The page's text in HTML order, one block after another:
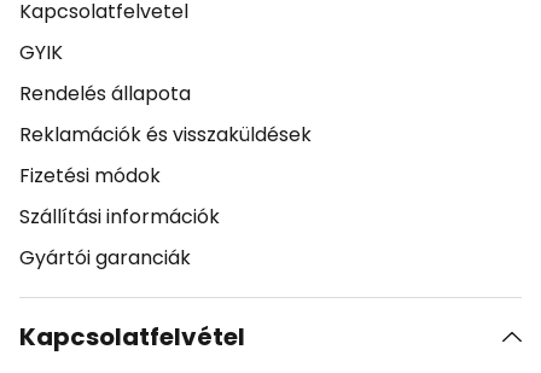
Kapcsolatfelvetel
GYIK
Rendelés állapota
Reklamációk és visszaküldések
Fizetési módok
Szállítási információk
Gyártói garanciák
Kapcsolatfelvétel